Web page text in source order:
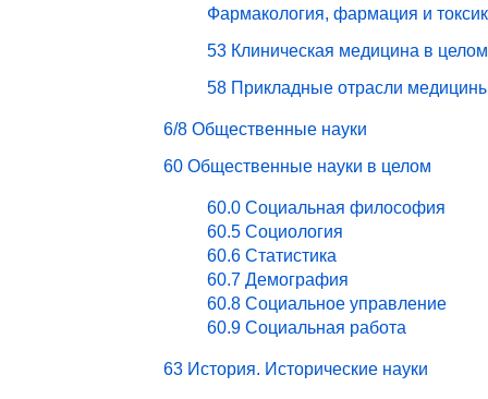
Фармакология, фармация и
53 Клиническая медицина в целом
58 Прикладные отрасли
6/8 Общественные науки
60 Общественные науки в целом
60.0 Социальная философия
60.5 Социология
60.6 Статистика
60.7 Демография
60.8 Социальное управление
60.9 Социальная работа
63 История. Исторические науки